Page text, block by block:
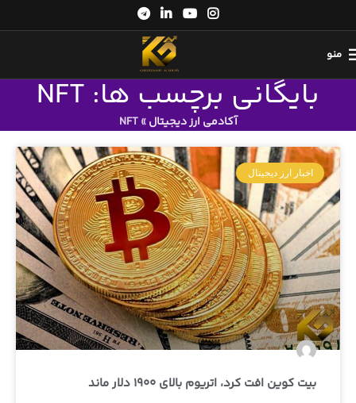
منو
بایگانی برچسب ها: NFT
آکادمی ارز دیجیتال»
NFT
اخبار ارز دیجیتال
بیت کوین افت کرد، اتریوم بالای 1900 دلار ماند